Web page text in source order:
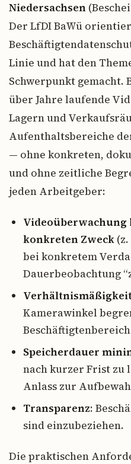
Niedersachsen
Der LfDI BaWü
Linie und hat den
Schwerpunkt gemacht.
über Jahre laufende
Lagern und
Aufenthaltsbereiche
— ohne konkreten,
und ohne zeitliche
jeden Arbeitgeber:
Videoüberwachung
konkreten Zweck
bei konkretem
Dauerbeobachtung
Verhältnismäßigkeit
Kamerawinkel
Speicherdauer
nach kurzer Frist zu
Anlass zur
Transparenz:
sind einzubeziehen.
Die praktischen